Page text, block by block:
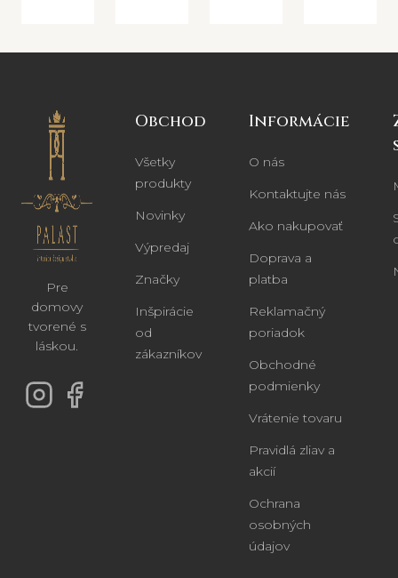
Pre
domovy
tvorené s
láskou.
Obchod
Všetky
produkty
Novinky
Výpredaj
Značky
Inšpirácie
od
zákazníkov
Informácie
O nás
Kontaktujte nás
Ako nakupovať
Doprava a
platba
Reklamačný
poriadok
Obchodné
podmienky
Vrátenie tovaru
Pravidlá zliav a
akcií
Ochrana
osobných
údajov